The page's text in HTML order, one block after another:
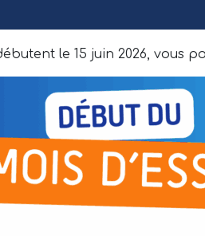
le 15 juin 2026, vous